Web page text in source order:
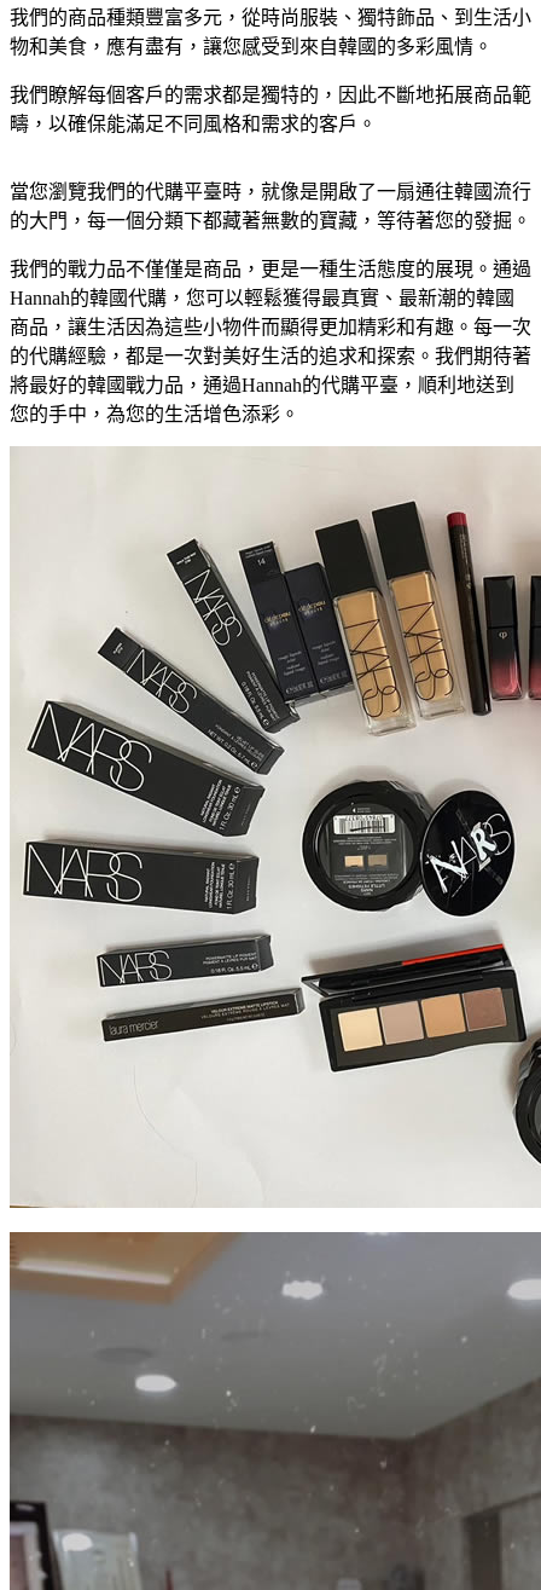
我們的商品種類豐富多元，從時尚服裝、獨特飾品、到生活小
物和美食，應有盡有，讓您感受到來自韓國的多彩風情。
我們瞭解每個客戶的需求都是獨特的，因此不斷地拓展商品範
疇，以確保能滿足不同風格和需求的客戶。
當您瀏覽我們的代購平臺時，就像是開啟了一扇通往韓國流行
的大門，每一個分類下都藏著無數的寶藏，等待著您的發掘。
我們的戰力品不僅僅是商品，更是一種生活態度的展現。通過
Hannah的韓國代購，您可以輕鬆獲得最真實、最新潮的韓國
商品，讓生活因為這些小物件而顯得更加精彩和有趣。每一次
的代購經驗，都是一次對美好生活的追求和探索。我們期待著
將最好的韓國戰力品，通過Hannah的代購平臺，順利地送到
您的手中，為您的生活增色添彩。